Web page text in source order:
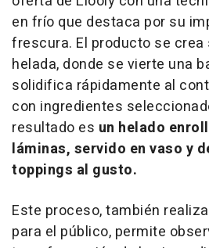
en frío que destaca por su
frescura. El producto se crea
helada, donde se vierte una
solidifica rápidamente al
con ingredientes
resultado es un helado
láminas, servido en vaso y
toppings al gusto.
Este proceso, también
para el público, permite